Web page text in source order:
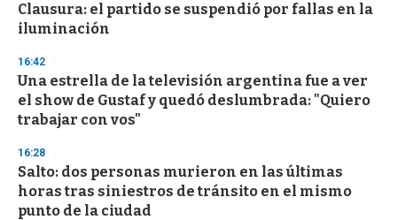
Clausura: el partido se suspendió por fallas en la
iluminación
16:42
Una estrella de la televisión argentina fue a ver
el show de Gustaf y quedó deslumbrada: "Quiero
trabajar con vos"
16:28
Salto: dos personas murieron en las últimas
horas tras siniestros de tránsito en el mismo
punto de la ciudad